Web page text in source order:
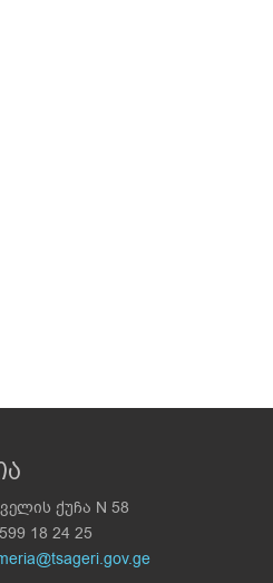
ქუჩა N 58
18 24 25